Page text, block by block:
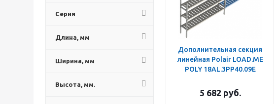
Серия
Длина, мм
Ширина, мм
Высота, мм.
Дополнительная секция
линейная Polair LOAD.ME
POLY 18AL.3PP40.09E
5 682 руб.